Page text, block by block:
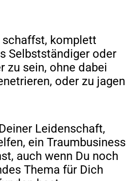
schaffst, komplett
Selbstständiger oder
zu sein, ohne dabei
oder zu jagen
Leidenschaft,
ein Traumbusiness
auch wenn Du noch
Thema für Dich